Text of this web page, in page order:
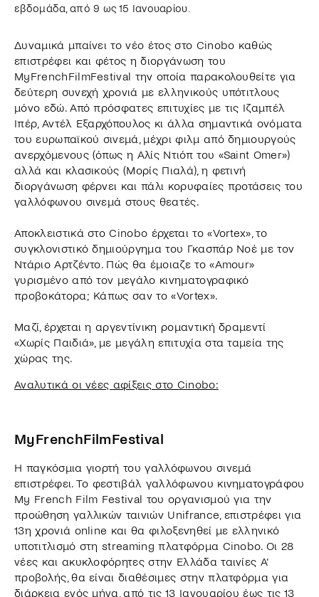
εβδομάδα, από 9 ως 15 Ιανουαρίου.
Δυναμικά μπαίνει το νέο έτος στο Cinobo καθώς
επιστρέφει και φέτος η διοργάνωση του
MyFrenchFilmFestival την οποία παρακολουθείτε για
δεύτερη συνεχή χρονιά με ελληνικούς υπότιτλους
μόνο εδώ. Από πρόσφατες επιτυχίες με τις Ιζαμπέλ
Ιπέρ, Αντέλ Εξαρχόπουλος κι άλλα σημαντικά ονόματα
του ευρωπαϊκού σινεμά, μέχρι φιλμ από δημιουργούς
ανερχόμενους (όπως η Αλίς Ντιόπ του «Saint Omer»)
αλλά και κλασικούς (Μορίς Πιαλά), η φετινή
διοργάνωση φέρνει και πάλι κορυφαίες προτάσεις του
γαλλόφωνου σινεμά στους θεατές.
Αποκλειστικά στο Cinobo έρχεται το «Vortex», το
συγκλονιστικό δημιούργημα του Γκασπάρ Νοέ με τον
Ντάριο Αρτζέντο. Πώς θα έμοιαζε το «Amour»
γυρισμένο από τον μεγάλο κινηματογραφικό
προβοκάτορα; Κάπως σαν το «Vortex».
Μαζί, έρχεται η αργεντίνικη ρομαντική δραμεντί
«Χωρίς Παιδιά», με μεγάλη επιτυχία στα ταμεία της
χώρας της.
Αναλυτικά οι νέες αφίξεις στο Cinobo:
MyFrenchFilmFestival
Η παγκόσμια γιορτή του γαλλόφωνου σινεμά
επιστρέφει. Το φεστιβάλ γαλλόφωνου κινηματογράφου
My French Film Festival του οργανισμού για την
προώθηση γαλλικών ταινιών Unifrance, επιστρέφει για
13η χρονιά online και θα φιλοξενηθεί με ελληνικό
υποτιτλισμό στη streaming πλατφόρμα Cinobo. Οι 28
νέες και ακυκλοφόρητες στην Ελλάδα ταινίες Α’
προβολής, θα είναι διαθέσιμες στην πλατφόρμα για
διάρκεια ενός μήνα, από τις 13 Ιανουαρίου έως τις 13